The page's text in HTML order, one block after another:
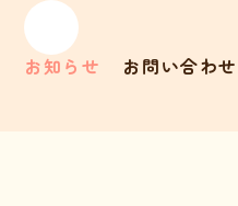
お知らせ お問い合わせ